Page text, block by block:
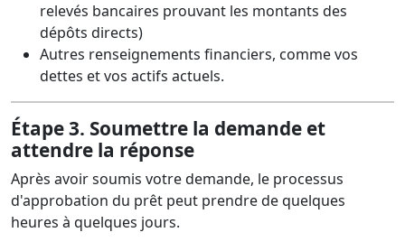
relevés bancaires prouvant les montants des
dépôts directs)
Autres renseignements financiers, comme vos
dettes et vos actifs actuels.
Étape 3. Soumettre la demande et
attendre la réponse
Après avoir soumis votre demande, le processus
d'approbation du prêt peut prendre de quelques
heures à quelques jours.